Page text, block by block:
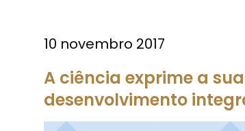
10 novembro 2017
A ciência exprime a
desenvolvimento